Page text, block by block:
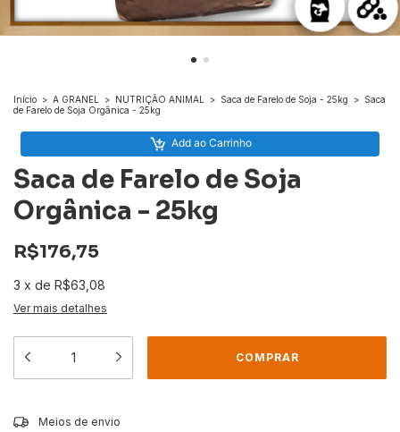
Início > A GRANEL > NUTRIÇÃO ANIMAL > Saca de Farelo de Soja - 25kg > Saca
de Farelo de Soja Orgânica - 25kg
Add ao Carrinho
Saca de Farelo de Soja
Orgânica - 25kg
R$176,75
3 x de R$63,08
Ver mais detalhes
Entregas para o CEP:
Meios de envio